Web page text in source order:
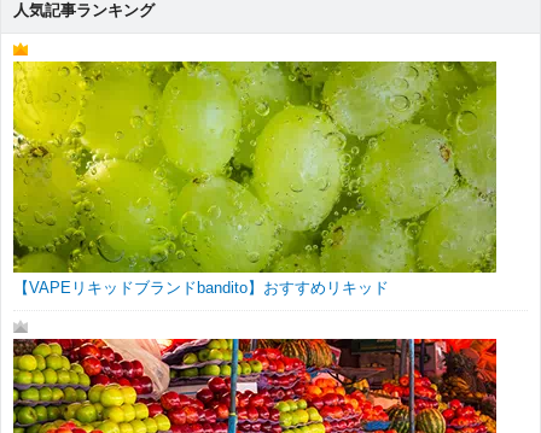
人気記事ランキング
【VAPEリキッドブランドbandito】おすすめリキッド